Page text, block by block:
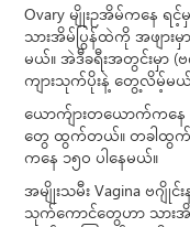
Ovary မျိုးဥအိမ်ကနေ ရ
သားအိမ်ပြွန်ထဲကို အဖျာ
မယ်။ အဲဒီခရီးအတွင်းမှာ (ဗ
ကျားသုက်ပိုးနဲ့ တွေ့လိမ့်မ
ယောက်ျားတယောက်ကန
တွေ ထွက်တယ်။ တခါထွက်တ
ကနေ ၁၅ဝ ပါနေမယ်။
အမျိုးသမီး Vagina ဗဂ
သုက်ကောင်တွေဟာ သား